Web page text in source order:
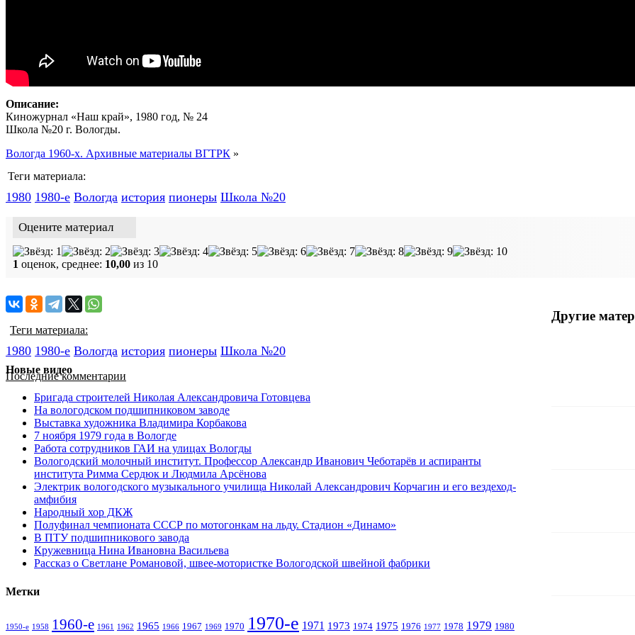
Описание:
Киножурнал «Наш край», 1980 год, № 24
Школа №20 г. Вологды.
Вологда 1960-х. Архивные материалы ВГТРК »
Теги материала:
1980 1980-е Вологда история пионеры Школа №20
Оцените материал
1 оценок, среднее: 10,00 из 10
Другие
Теги материала:
1980 1980-е Вологда история пионеры Школа №20
Последние комментарии
Новые видео
Бригада строителей Николая Александровича Готовцева
На вологодском подшипниковом заводе
Выставка художника Владимира Корбакова
7 ноября 1979 года в Вологде
Работа сотрудников ГАИ на улицах Вологды
Вологодский молочный институт. Профессор Александр Иванович Чеботарёв и аспиранты
института Римма Сердюк и Людмила Арсёнова
Электрик вологодского музыкального училища Николай Александрович Корчагин и его вездеход-
амфибия
Народный хор ДКЖ
Полуфинал чемпионата СССР по мотогонкам на льду. Стадион «Динамо»
В ПТУ подшипникового завода
Кружевница Нина Ивановна Васильева
Рассказ о Светлане Романовой, швее-мотористке Вологодской швейной фабрики
Метки
1950-е 1958 1960-е 1961 1962 1965 1966 1967 1969 1970 1970-е 1971 1973 1974 1975 1976 1977 1978 1979 1980